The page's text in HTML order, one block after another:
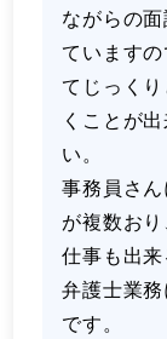
ながらの
ています
てじっく
くことが
い。
事務員さ
が複数お
仕事も出来
弁護士業
です。